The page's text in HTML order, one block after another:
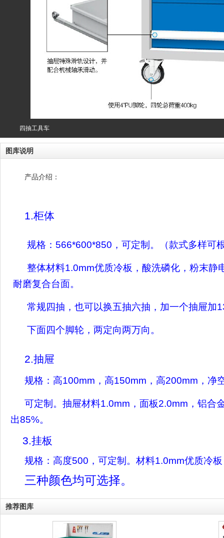
四抽工具车
图库说明
产品介绍：
1.柜体
规格： 566*600*850 ，可定制。（款式多样可
整体材料1.0mm优质冷板，酸洗磷化，粉末静
耐磨复合台面。
常规四抽，也可以换五抽六抽，加一个抽屉加
下面四个脚轮，两定向两万向。
2.抽屉
规格：高100mm ，高150mm ，高200mm ，净
可定制。抽屉材料1.0mm ，面板2.0mm ，铝合
出85%。
3.挂板
规格：高度500 ，可定制。材料1.0mm优质冷
三种颜色均可选择。
推荐图库